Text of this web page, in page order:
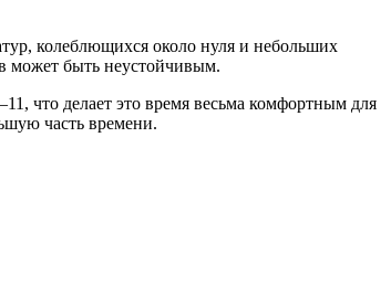
колеблющихся около нуля и небольших
может быть неустойчивым.
что делает это время весьма комфортным для
часть времени.